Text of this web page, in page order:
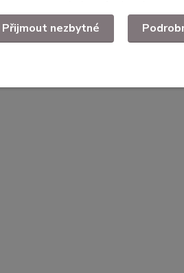
Přijmout nezbytné